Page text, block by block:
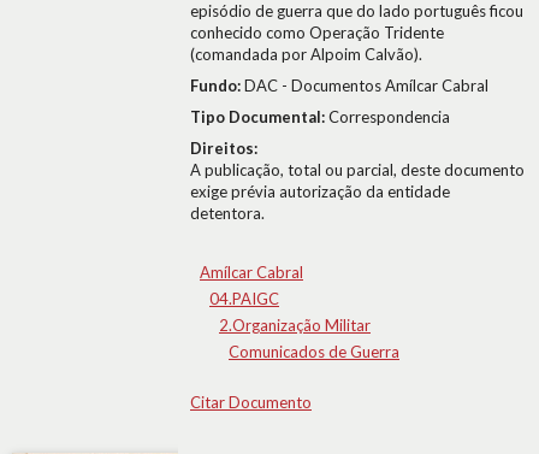
episódio de guerra que do lado português ficou
conhecido como Operação Tridente
(comandada por Alpoim Calvão).
Fundo:DAC - Documentos Amílcar Cabral
Tipo Documental:Correspondencia
Direitos:
A publicação, total ou parcial, deste documento
exige prévia autorização da entidade
detentora.
Amílcar Cabral
04.PAIGC
2.Organização Militar
Comunicados de Guerra
Citar Documento